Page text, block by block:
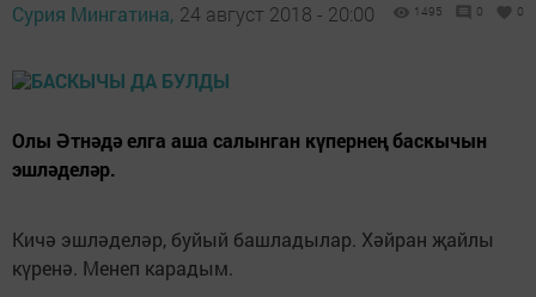
Сурия Мингатина, 24 август 2018 - 20:00 1495 0 0
Олы Әтнәдә елга аша салынган күпернең баскычын
эшләделәр.
Кичә эшләделәр, буйый башладылар. Хәйран җайлы
күренә. Менеп карадым.